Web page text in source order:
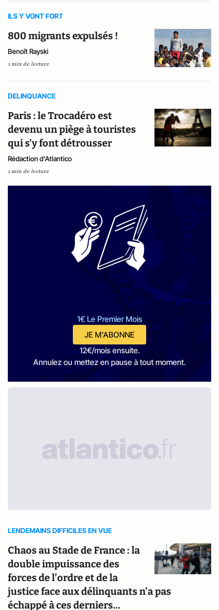
ILS Y VONT FORT
800 migrants expulsés !
Benoît Rayski
1 min de lecture
DELINQUANCE
Paris : le Trocadéro est
devenu un piège à touristes
qui s'y font détrousser
Rédaction d'Atlantico
1 min de lecture
1€ Le Premier Mois
JE M'ABONNE
12€/mois ensuite.
Annulez ou mettez en pause à tout moment.
LENDEMAINS DIFFICILES EN VUE
Chaos au Stade de France : la
double impuissance des
forces de l’ordre et de la
justice face aux délinquants n’a pas
échappé à ces derniers…